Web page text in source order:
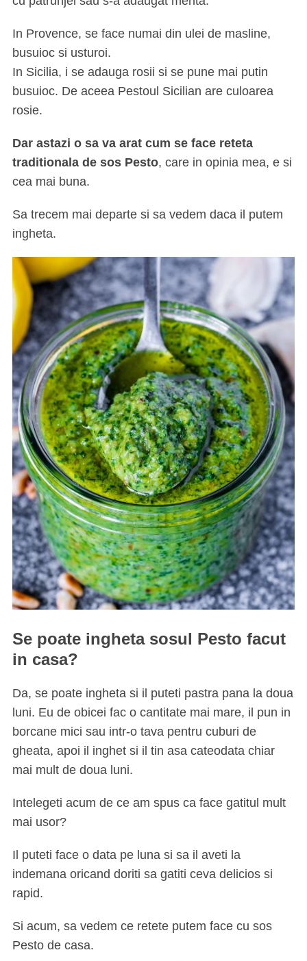
In Provence, se face numai din ulei de masline,
busuioc si usturoi.
In Sicilia, i se adauga rosii si se pune mai putin
busuioc. De aceea Pestoul Sicilian are culoarea
rosie.
Dar astazi o sa va arat cum se face reteta
traditionala de sos Pesto, care in opinia mea, e si
cea mai buna.
Sa trecem mai departe si sa vedem daca il putem
ingheta.
Se poate ingheta sosul Pesto facut
in casa?
Da, se poate ingheta si il puteti pastra pana la doua
luni. Eu de obicei fac o cantitate mai mare, il pun in
borcane mici sau intr-o tava pentru cuburi de
gheata, apoi il inghet si il tin asa cateodata chiar
mai mult de doua luni.
Intelegeti acum de ce am spus ca face gatitul mult
mai usor?
Il puteti face o data pe luna si sa il aveti la
indemana oricand doriti sa gatiti ceva delicios si
rapid.
Si acum, sa vedem ce retete putem face cu sos
Pesto de casa.